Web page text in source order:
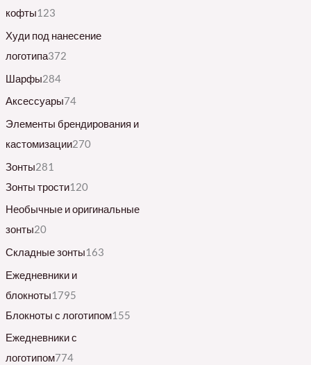
кофты123
Худи под нанесение
логотипа372
Шарфы284
Аксессуары74
Элементы брендирования и
кастомизации270
Зонты281
Зонты трости120
Необычные и оригинальные
зонты20
Складные зонты163
Ежедневники и
блокноты1795
Блокноты с логотипом155
Ежедневники с
логотипом774